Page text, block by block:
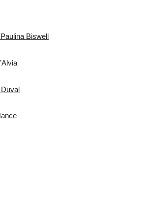
Biswell